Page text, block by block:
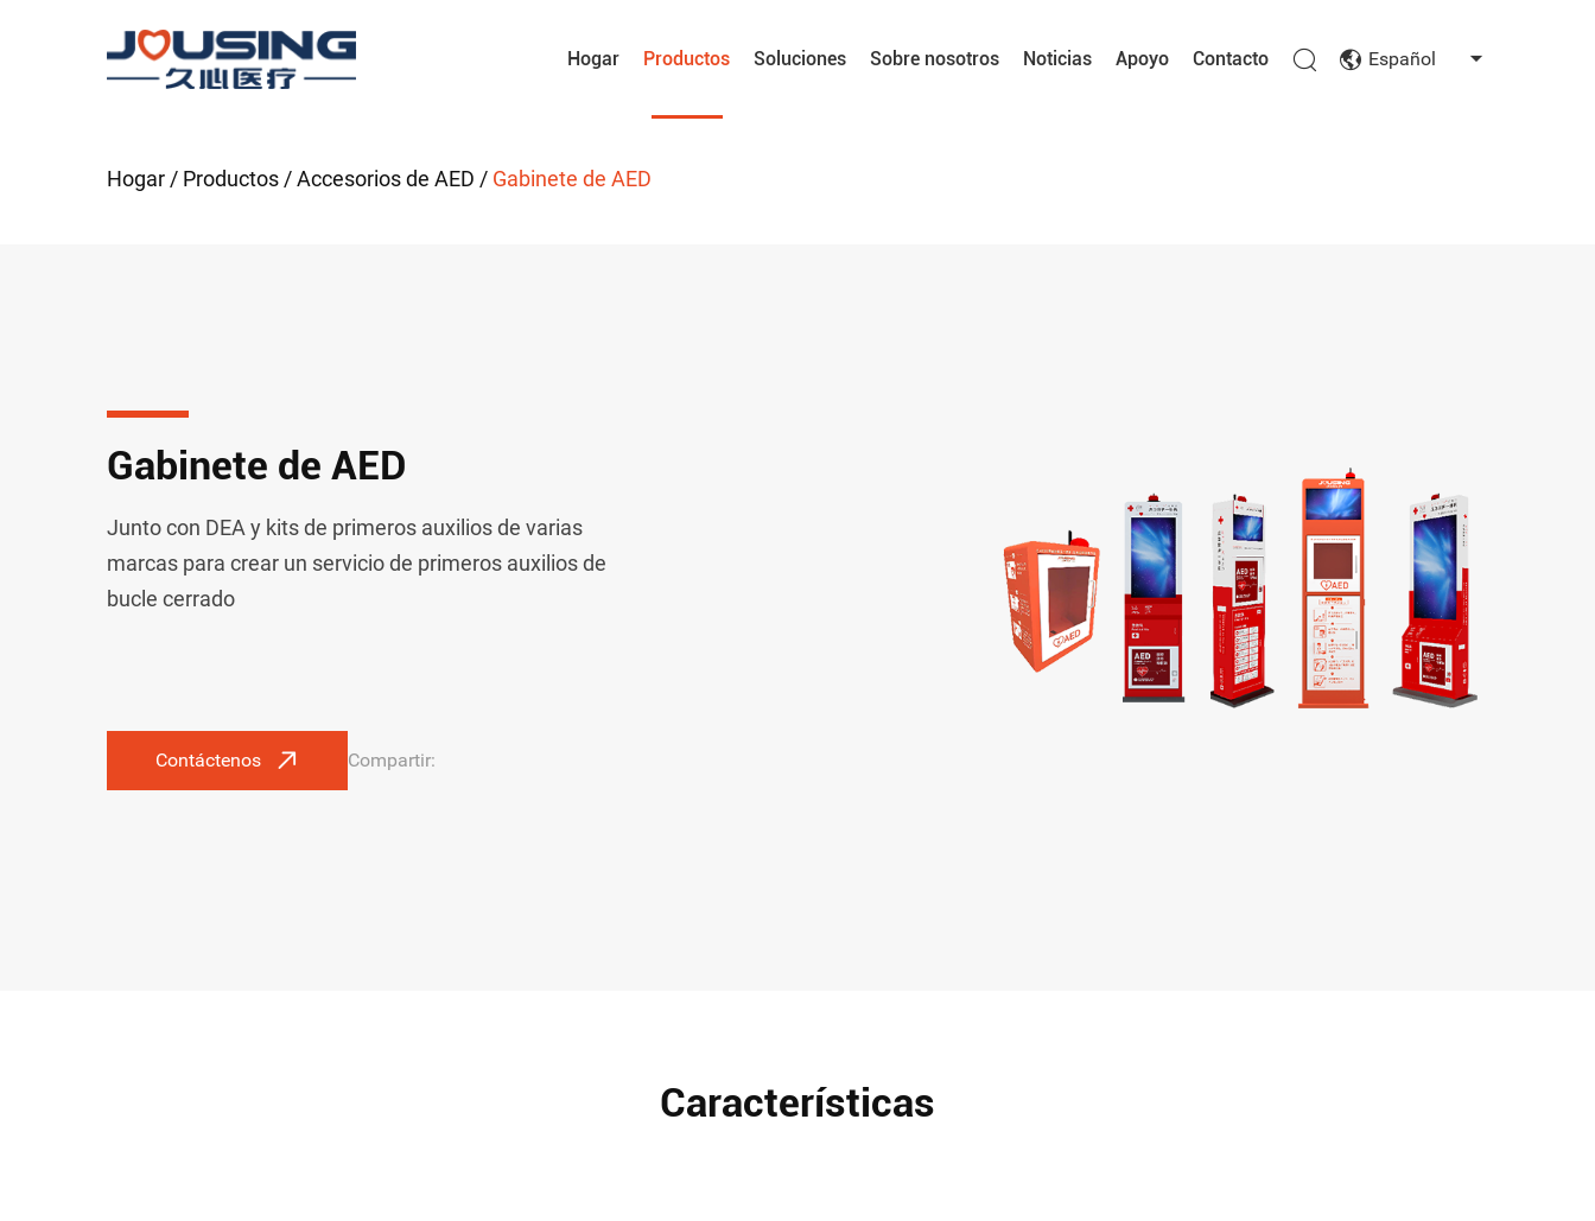
Hogar Productos Soluciones Sobre nosotros Noticias Apoyo Contacto Español
Hogar / Productos /Accesorios de AED / Gabinete de AED
Gabinete de AED
Junto con DEA y kits de primeros auxilios de varias
marcas para crear un servicio de primeros auxilios de
bucle cerrado
Contáctenos Compartir:
Características